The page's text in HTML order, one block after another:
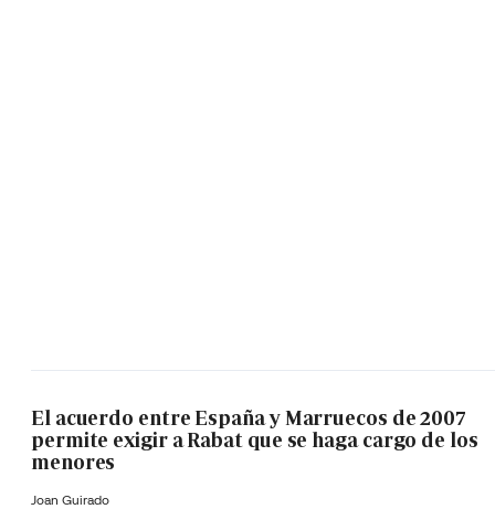
El acuerdo entre España y Marruecos de 2007
permite exigir a Rabat que se haga cargo de los
menores
Joan Guirado